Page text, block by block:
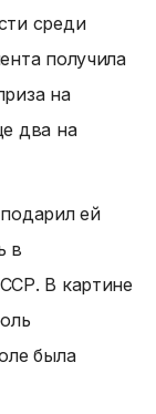
среди
получила
на
два на
ей
в
В картине
была